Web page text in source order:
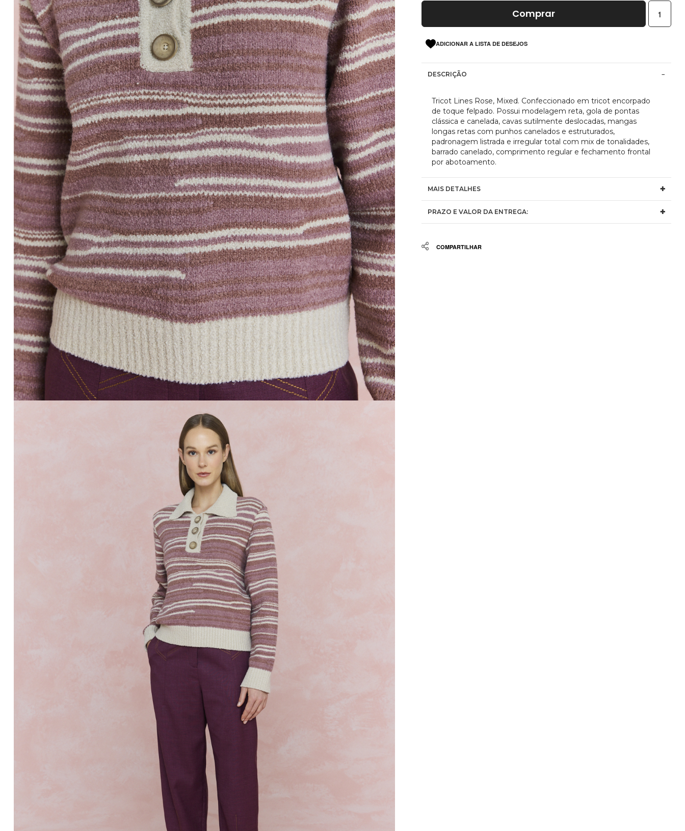
Comprar
ADICIONAR A LISTA DE DESEJOS
DESCRIÇÃO
Tricot Lines Rose, Mixed. Confeccionado em tricot encorpado
de toque felpado. Possui modelagem reta, gola de pontas
clássica e canelada, cavas sutilmente deslocadas, mangas
longas retas com punhos canelados e estruturados,
padronagem listrada e irregular total com mix de tonalidades,
barrado canelado, comprimento regular e fechamento frontal
por abotoamento.
MAIS DETALHES
PRAZO E VALOR DA ENTREGA:
Share